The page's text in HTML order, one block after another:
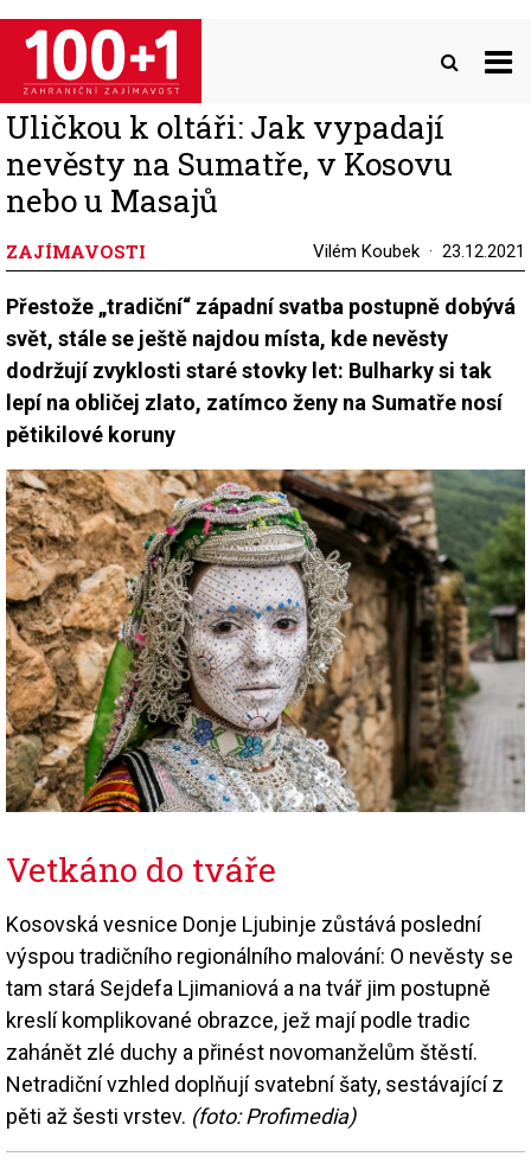
Přejít
hlavnímu
obsahu
Uličkou k oltáři: Jak vypadají
nevěsty na Sumatře, v Kosovu
nebo u Masajů
ZAJÍMAVOSTI Vilém Koubek 23.12.2021
Přestože „tradiční“ západní svatba postupně dobývá
svět, stále se ještě najdou místa, kde nevěsty
dodržují zvyklosti staré stovky let: Bulharky si tak
lepí na obličej zlato, zatímco ženy na Sumatře nosí
pětikilové koruny
Vetkáno do tváře
Kosovská vesnice Donje Ljubinje zůstává poslední
výspou tradičního regionálního malování: O nevěsty se
tam stará Sejdefa Ljimaniová a na tvář jim postupně
kreslí komplikované obrazce, jež mají podle tradic
zahánět zlé duchy a přinést novomanželům štěstí.
Netradiční vzhled doplňují svatební šaty, sestávající z
pěti až šesti vrstev. (foto: Profimedia)